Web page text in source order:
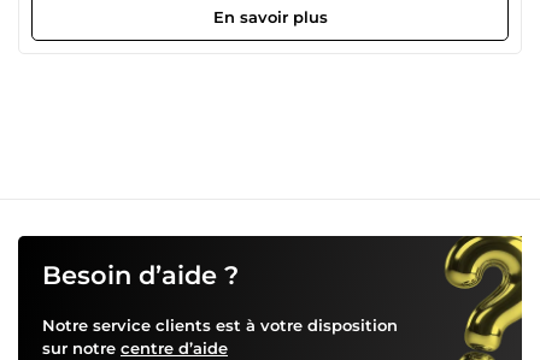
garantir le bon déroulement des projets et la satisfaction
des parties prenantes.
En savoir plus
Besoin d’aide ?
Notre service clients est à votre disposition
sur notre centre d’aide